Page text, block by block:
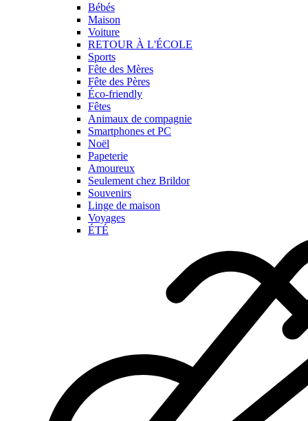
Bébés
Maison
Voiture
RETOUR À L'ÉCOLE
Sports
Fête des Mères
Fête des Pères
Éco-friendly
Fêtes
Animaux de compagnie
Smartphones et PC
Noël
Papeterie
Amoureux
Seulement chez Brildor
Souvenirs
Linge de maison
Voyages
ÉTÉ